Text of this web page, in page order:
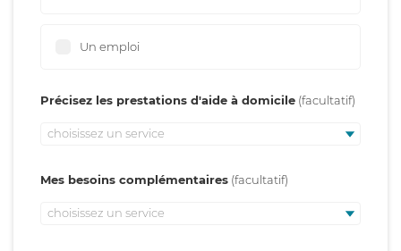
Un emploi
Précisez les prestations d'aide à domicile
choisissez un service
Mes besoins complémentaires
choisissez un service